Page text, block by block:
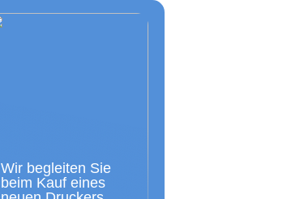
Wir begleiten Sie
beim Kauf eines